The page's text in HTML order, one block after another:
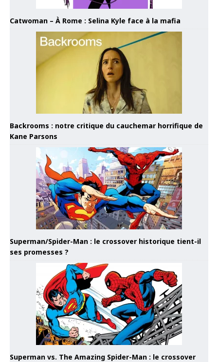
Catwoman – À Rome : Selina Kyle face à la mafia
Backrooms : notre critique du cauchemar horrifique de
Kane Parsons
Superman/Spider-Man : le crossover historique tient-il
ses promesses ?
Superman vs. The Amazing Spider-Man : le crossover